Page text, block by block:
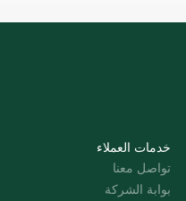
خدمات العملاء
تواصل معنا
بوابة الشركة